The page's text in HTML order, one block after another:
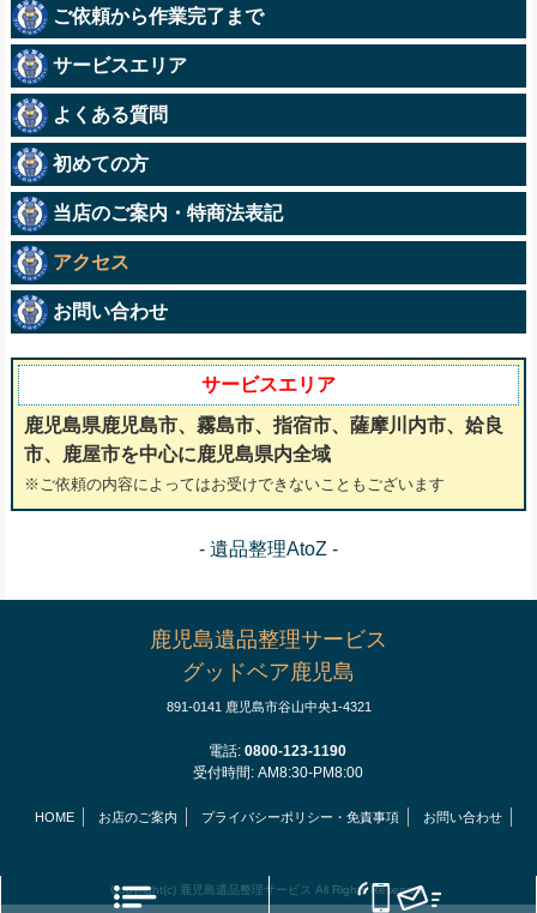
ご依頼から作業完了まで
サービスエリア
よくある質問
初めての方
当店のご案内・特商法表記
アクセス
お問い合わせ
サービスエリア
鹿児島県鹿児島市、霧島市、指宿市、薩摩川内市、姶良
市、鹿屋市を中心に鹿児島県内全域
※ご依頼の内容によってはお受けできないこともございます
- 遺品整理AtoZ -
鹿児島遺品整理サービス
グッドベア鹿児島
891-0141 鹿児島市谷山中央1-4321
電話: 0800-123-1190
受付時間: AM8:30-PM8:00
HOME お店のご案内 プライバシーポリシー・免責事項 お問い合わせ
Copyright(c) 鹿児島遺品整理サービス All Rights Reserved.